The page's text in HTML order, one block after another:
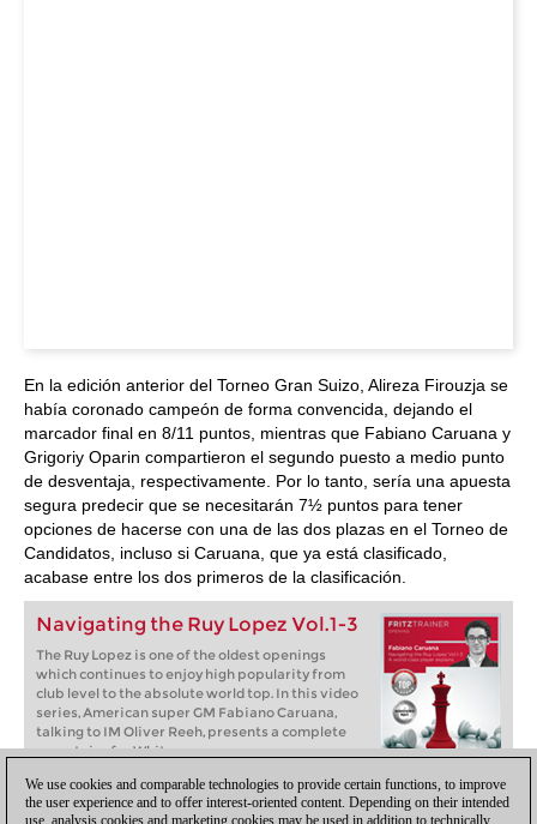
En la edición anterior del Torneo Gran Suizo, Alireza Firouzja se
había coronado campeón de forma convencida, dejando el
marcador final en 8/11 puntos, mientras que Fabiano Caruana y
Grigoriy Oparin compartieron el segundo puesto a medio punto
de desventaja, respectivamente. Por lo tanto, sería una apuesta
segura predecir que se necesitarán 7½ puntos para tener
opciones de hacerse con una de las dos plazas en el Torneo de
Candidatos, incluso si Caruana, que ya está clasificado,
acabase entre los dos primeros de la clasificación.
Navigating the Ruy Lopez Vol.1-3
The Ruy Lopez is one of the oldest openings
which continues to enjoy high popularity from
club level to the absolute world top. In this video
series, American super GM Fabiano Caruana,
talking to IM Oliver Reeh, presents a complete
repertoire for White.
Más...
We use cookies and comparable technologies to provide certain functions, to improve
the user experience and to offer interest-oriented content. Depending on their intended
use, analysis cookies and marketing cookies may be used in addition to technically